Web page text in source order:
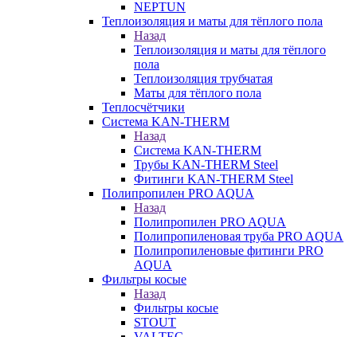
NEPTUN
Теплоизоляция и маты для тёплого пола
Назад
Теплоизоляция и маты для тёплого
пола
Теплоизоляция трубчатая
Маты для тёплого пола
Теплосчётчики
Система KAN-THERM
Назад
Система KAN-THERM
Трубы KAN-THERM Steel
Фитинги KAN-THERM Steel
Полипропилен PRO AQUA
Назад
Полипропилен PRO AQUA
Полипропиленовая труба PRO AQUA
Полипропиленовые фитинги PRO
AQUA
Фильтры косые
Назад
Фильтры косые
STOUT